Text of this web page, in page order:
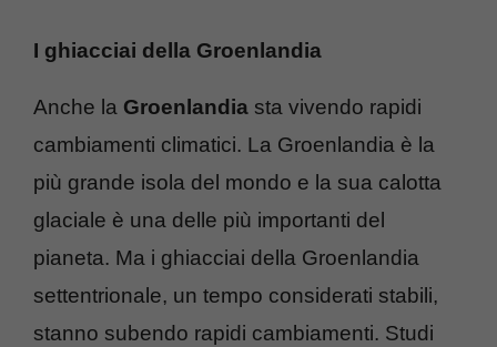
I ghiacciai della Groenlandia
Anche la Groenlandia sta vivendo rapidi
cambiamenti climatici. La Groenlandia è la
più grande isola del mondo e la sua calotta
glaciale è una delle più importanti del
pianeta. Ma i ghiacciai della Groenlandia
settentrionale, un tempo considerati stabili,
stanno subendo rapidi cambiamenti. Studi